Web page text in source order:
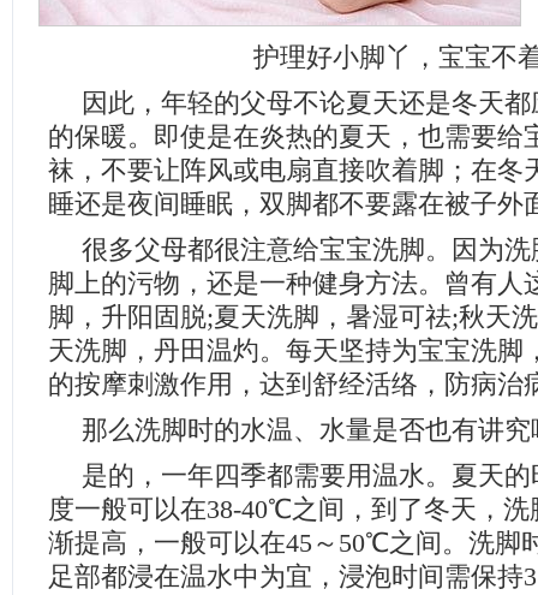
护理好小脚丫，宝宝不
因此，年轻的父母不论夏天还是冬天
的保暖。即使是在炎热的夏天，也需要给
袜，不要让阵风或电扇直接吹着脚；在冬
睡还是夜间睡眠，双脚都不要露在被子外
很多父母都很注意给宝宝洗脚。因为
脚上的污物，还是一种健身方法。曾有人
脚，升阳固脱;夏天洗脚，暑湿可祛;秋天
天洗脚，丹田温灼。每天坚持为宝宝洗脚
的按摩刺激作用，达到舒经活络，防病治
那么洗脚时的水温、水量是否也有讲究
是的，一年四季都需要用温水。夏天
度一般可以在38-40℃之间，到了冬天，
渐提高，一般可以在45～50℃之间。洗脚
足部都浸在温水中为宜，浸泡时间需保持